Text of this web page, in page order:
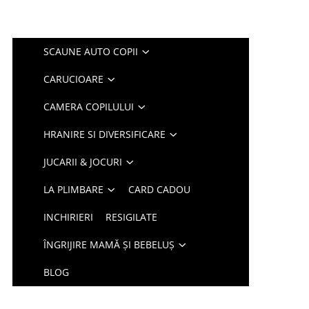
SCAUNE AUTO COPII
CARUCIOARE
CAMERA COPILULUI
HRANIRE SI DIVERSIFICARE
JUCARII & JOCURI
LA PLIMBARE CARD CADOU
INCHIRIERI RESIGILATE
ÎNGRIJIRE MAMĂ ȘI BEBELUȘ
BLOG